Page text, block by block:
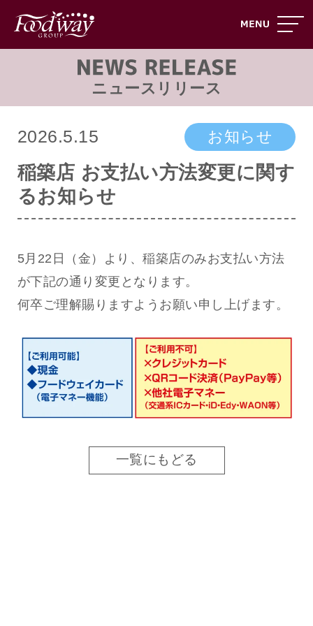
ニュースリリース
2026.5.15 お知らせ
稲築店 お支払い方法変更に関す
るお知らせ
5月22日（金）より、稲築店のみお支払い方法
が下記の通り変更となります。
何卒ご理解賜りますようお願い申し上げます。
一覧にもどる